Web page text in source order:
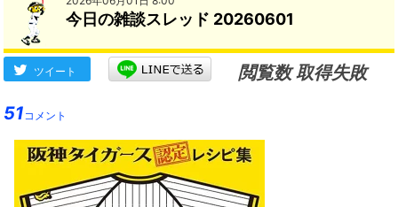
今日の雑談スレッド 20260601
ツイート
閲覧数 取得失敗
51コメント